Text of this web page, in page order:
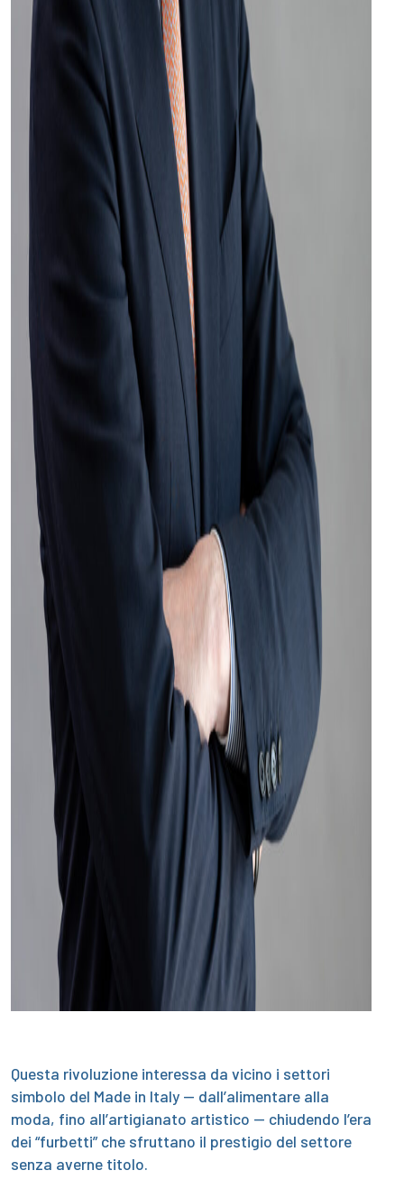
Questa rivoluzione interessa da vicino i settori
simbolo del Made in Italy — dall’alimentare alla
moda, fino all’artigianato artistico — chiudendo l’era
dei “furbetti” che sfruttano il prestigio del settore
senza averne titolo.